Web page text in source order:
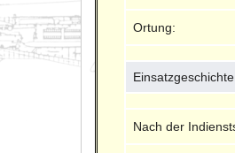
Ortung:
Nach der